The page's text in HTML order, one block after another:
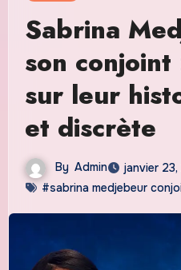
Sabrina
son
sur leur
et discrète
By Admin
janvier
#sabrina medjebeur